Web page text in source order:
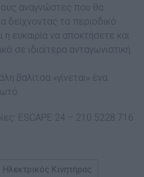
αναγνώστες που θα
δείχνοντας το περιοδικό
ευκαιρία να αποκτήσετε και
σε ιδιαίτερα ανταγωνιστική
βαλίτσα «γίνεται» ένα
ESCAPE 24 – 210 5228.716
Ηλεκτρικός Κινητήρας